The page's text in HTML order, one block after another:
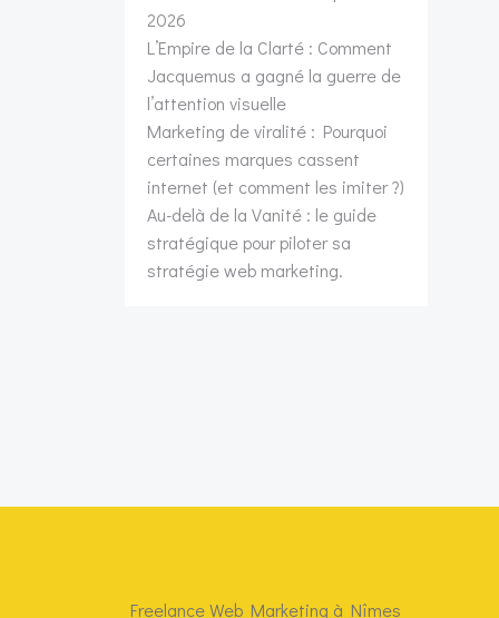
2026
L’Empire de la Clarté : Comment
Jacquemus a gagné la guerre de
l’attention visuelle
Marketing de viralité : Pourquoi
certaines marques cassent
internet (et comment les imiter ?)
Au-delà de la Vanité : le guide
stratégique pour piloter sa
stratégie web marketing.
Freelance Web Marketing à Nîmes